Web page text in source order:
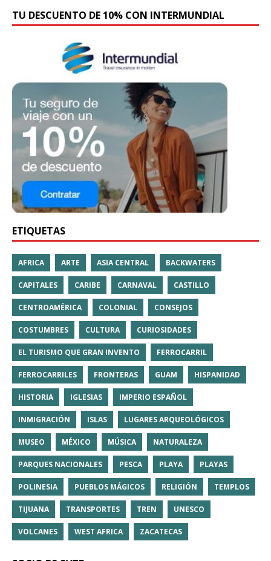
TU DESCUENTO DE 10% CON INTERMUNDIAL
ETIQUETAS
AFRICA ARTE ASIA CENTRAL BACKWATERS
CAPITALES CARIBE CARNAVAL CASTILLO
CENTROAMÉRICA COLONIAL CONSEJOS
COSTUMBRES CULTURA CURIOSIDADES
EL TURISMO QUE GRAN INVENTO FERROCARRIL
FERROCARRILES FRONTERAS GUAM HISPANIDAD
HISTORIA IGLESIAS IMPERIO ESPAÑOL
INMIGRACIÓN ISLAS LUGARES ARQUEOLÓGICOS
MUSEO MÉXICO MÚSICA NATURALEZA
PARQUES NACIONALES PESCA PLAYA PLAYAS
POLINESIA PUEBLOS MÁGICOS RELIGIÓN TEMPLOS
TIJUANA TRANSPORTES TREN UNESCO
VOLCANES WEST AFRICA ZACATECAS